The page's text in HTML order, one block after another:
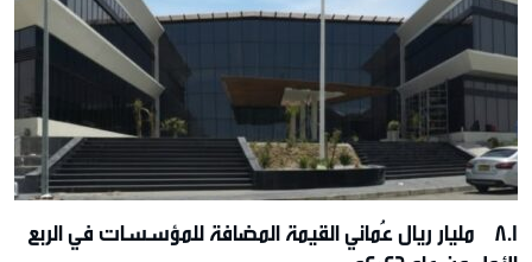
8.1 مليار ريال عُماني القيمة المضافة للمؤسسات في الربع